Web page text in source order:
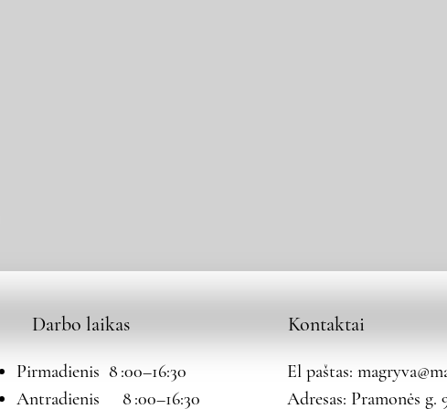
Darbo laikas
Pirmadienis 8 :00–16:30
Antradienis 8 :00–16:30
Kontaktai
El paštas:
Adresas: Pramonės g.